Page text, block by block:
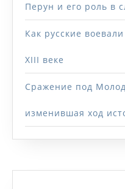
Перун и его роль в
Как русские
XIII веке
Сражение под
изменившая ход